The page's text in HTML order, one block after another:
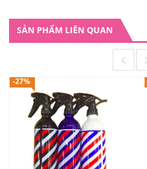
SẢN PHẨM LIÊN QUAN
-27%